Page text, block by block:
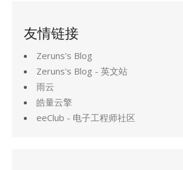
友情链接
Zeruns's Blog
Zeruns's Blog - 英文站
雨云
皓量云擎
eeClub - 电子工程师社区